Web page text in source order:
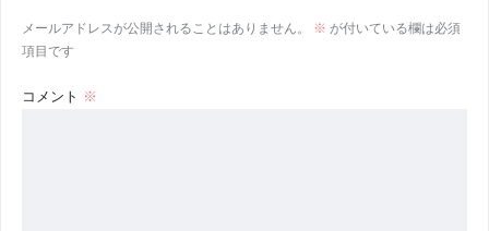
メールアドレスが公開されることはありません。 ※ が付いている欄は必須
項目です
コメント ※